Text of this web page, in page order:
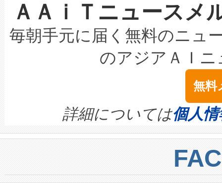
設には、3億～4億ドルかか
最高経営責任者（CEO）であ
す。「当社のfully-connected
ームを利用すれば、6,000万
きます。この効率性は、フェ
持できるよう貢献します。こ
ービスレベル契約（SLA）違
テリー性能の劣化によるダウ
念は、現在データセンターが
ます。 Voltaiq provides a
quality and reliability for AI
BESS stack to ensure battery
centers. Voltaiqは、ai&のAI
からシステム統合、試運転、
な環境下でも豊かなディテー
キロメートル範囲を検出
LiDAR for Inspections,
は1535 nmレーザーを搭載。
イズの小径化を実現すること
す。ノーマルモードでは、
ートル先まで検出でき、これ
トに対して約600メートルに
では、反射率10％のターゲッ
ＡＡｉＴニュース
毎朝手元に届く無料のニュ
のアジアＡＩ
無料
詳細については個人